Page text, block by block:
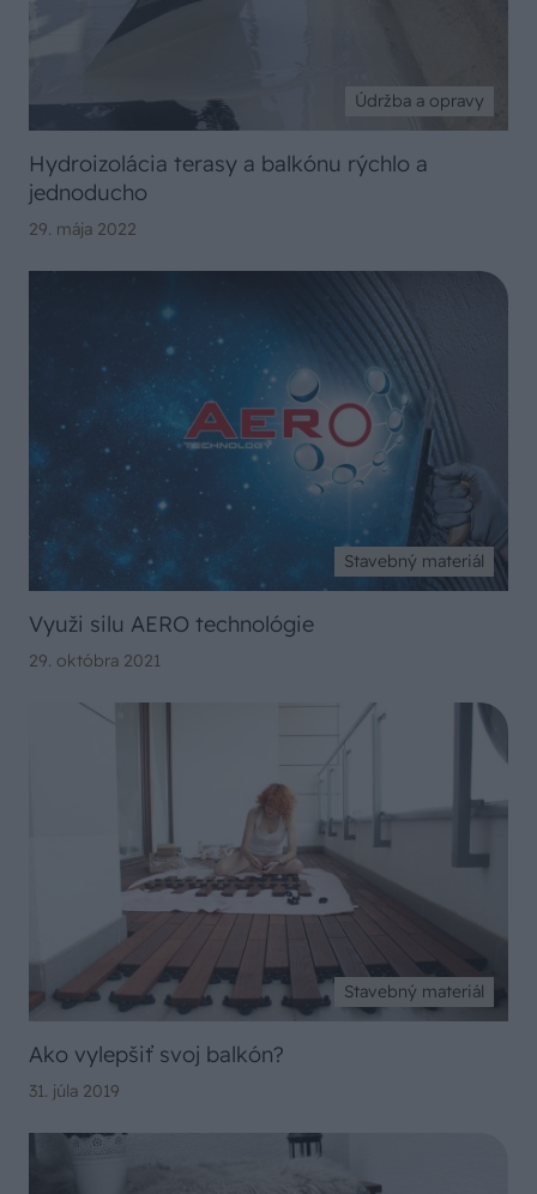
Údržba a opravy
Hydroizolácia terasy a balkónu rýchlo a
jednoducho
29. mája 2022
Stavebný materiál
Využi silu AERO technológie
29. októbra 2021
Stavebný materiál
Ako vylepšiť svoj balkón?
31. júla 2019